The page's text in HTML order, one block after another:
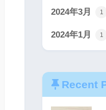
2024年3月 1
2024年1月 1
Recent